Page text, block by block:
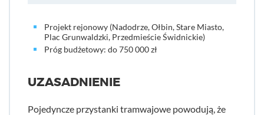
Projekt rejonowy (Nadodrze, Ołbin, Stare Miasto,
Plac Grunwaldzki, Przedmieście Świdnickie)
Próg budżetowy: do 750 000 zł
UZASADNIENIE
Pojedyncze przystanki tramwajowe powodują, że